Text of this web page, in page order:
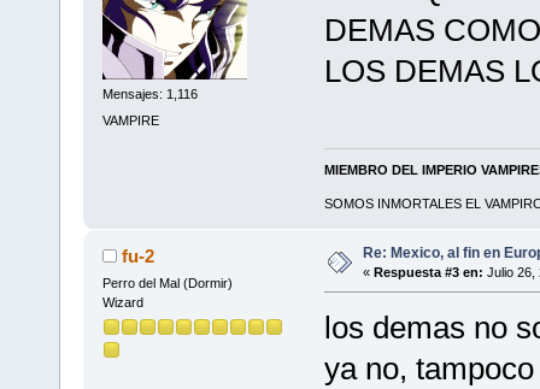
Mensajes: 1,116
VAMPIRE
DEMAS
LOS DEMAS
MIEMBRO DEL IMPERIO
SOMOS INMORTALES EL
fu-2
Perro del Mal (Dormir)
Wizard
Re: Mexico, al fin en
« Respuesta #3 en: Julio 26,
los demas no
ya no,